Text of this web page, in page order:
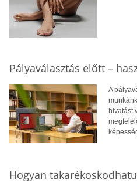
Pályaválasztás előtt –
A
hivatást
Hogyan